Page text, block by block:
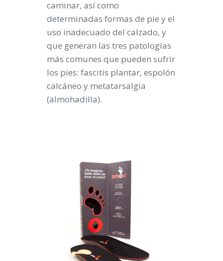
caminar, así como
determinadas formas de pie y el
uso inadecuado del calzado, y
que generan las tres patologías
más comunes que pueden sufrir
los pies: fascitis plantar, espolón
calcáneo y metatarsalgia
(almohadilla).